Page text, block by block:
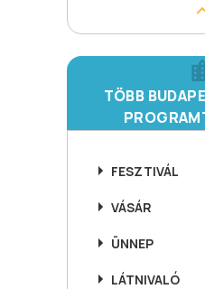
TÖBB
FESZTIVÁL
VÁSÁR
ÜNNEP
LÁTNIVALÓ